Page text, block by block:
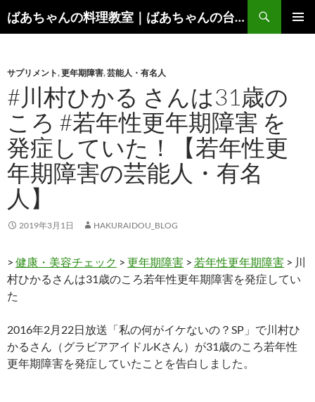
ン
ツ
へ
ス
キ
ッ
プ
ばあちゃんの料理教室｜ばあちゃんの台所から学ぶ、食と健康の知恵
索
サプリメント,更年期障害,芸能人・有名人
#川村ひかる さんは31歳の
ころ #若年性更年期障害 を
発症していた！【若年性更
年期障害の芸能人・有名
人】
2019年3月1日 HAKURAIDOU_BLOG
> 健康・美容チェック > 更年期障害 > 若年性更年期障害 > 川
村ひかるさんは31歳のころ若年性更年期障害を発症してい
た
2016年2月22日放送「私の何がイケないの？SP」で川村ひ
かるさん（グラビアアイドルKさん）が31歳のころ若年性
更年期障害を発症していたことを告白しました。